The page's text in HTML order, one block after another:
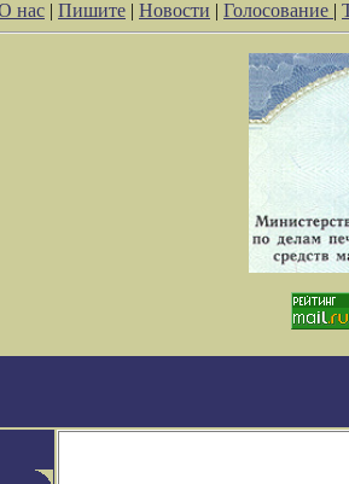
нас | Пишите | Новости | Голосование |